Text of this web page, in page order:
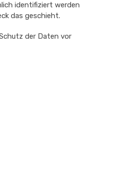
identifiziert werden
das geschieht.
der Daten vor